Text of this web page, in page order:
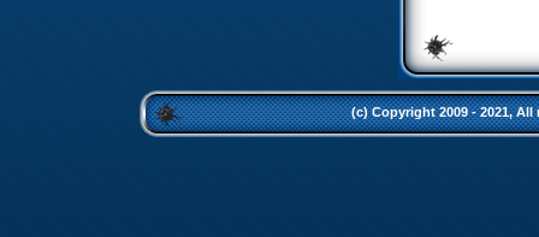
(c) Copyright 2009 - 2021,